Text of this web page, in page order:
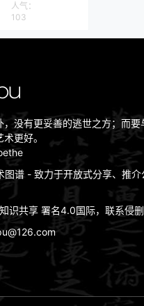
人气：
103
，没有更妥善的逃世之方；而
更好。
图谱 - 致力于开放式分享、推介
识共享 署名4.0国际，联系侵删